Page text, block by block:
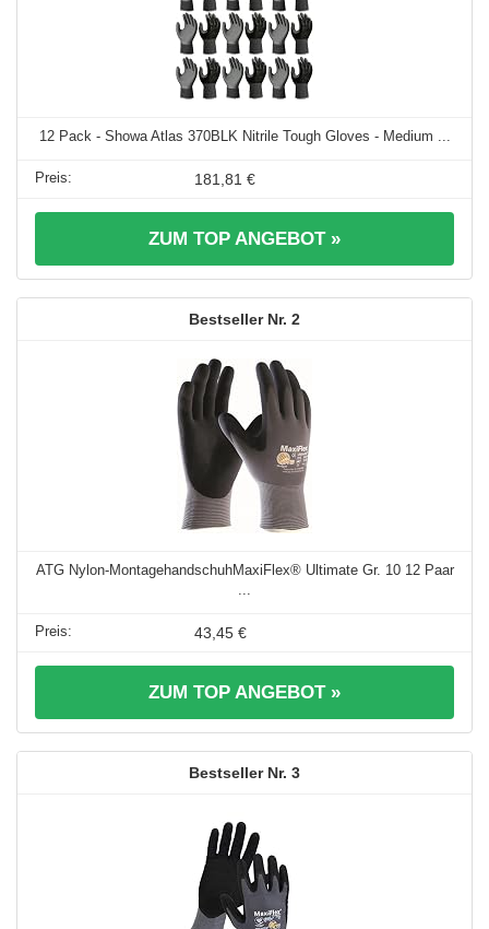
12 Pack - Showa Atlas 370BLK Nitrile Tough Gloves - Medium ...
181,81 €
ZUM TOP ANGEBOT »
2
ATG Nylon-MontagehandschuhMaxiFlex® Ultimate Gr. 10 12 Paar
43,45 €
ZUM TOP ANGEBOT »
3